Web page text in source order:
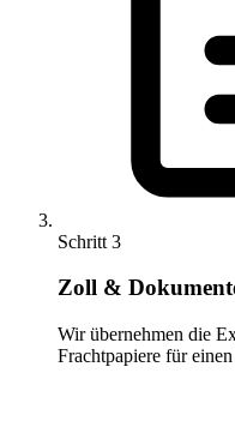
Schritt 3
Zoll &
Wir übernehmen die
Frachtpapiere für